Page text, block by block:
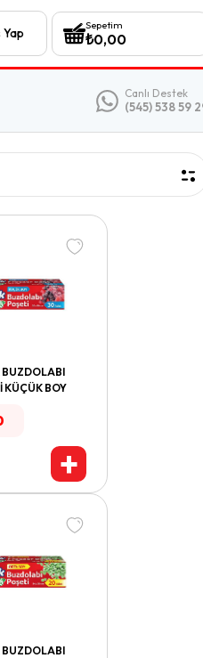
Yap
Sepetim
₺0,00
Canlı Destek
(545) 538 59
BUZDOLABI
KÜÇÜK BOY
+
BUZDOLABI